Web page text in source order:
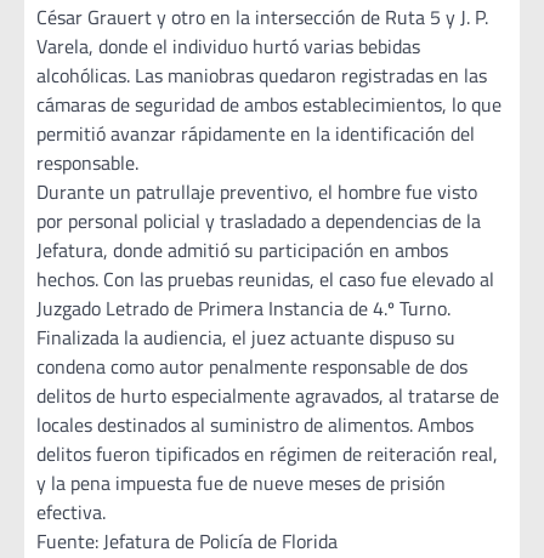
César Grauert y otro en la intersección de Ruta 5 y J. P.
Varela, donde el individuo hurtó varias bebidas
alcohólicas. Las maniobras quedaron registradas en las
cámaras de seguridad de ambos establecimientos, lo que
permitió avanzar rápidamente en la identificación del
responsable.
Durante un patrullaje preventivo, el hombre fue visto
por personal policial y trasladado a dependencias de la
Jefatura, donde admitió su participación en ambos
hechos. Con las pruebas reunidas, el caso fue elevado al
Juzgado Letrado de Primera Instancia de 4.º Turno.
Finalizada la audiencia, el juez actuante dispuso su
condena como autor penalmente responsable de dos
delitos de hurto especialmente agravados, al tratarse de
locales destinados al suministro de alimentos. Ambos
delitos fueron tipificados en régimen de reiteración real,
y la pena impuesta fue de nueve meses de prisión
efectiva.
Fuente: Jefatura de Policía de Florida